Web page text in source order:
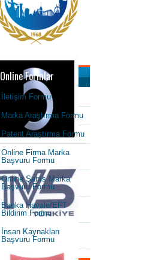
Online Formlar
İletişim Formu
Marka Araştırma Formu
Patent Araştırma Formu
Online Firma Marka
Başvuru Formu
Online Şahıs Marka
Başvuru Formu
Banka Havale/EFT
Bildirim Formu
İnsan Kaynakları
Başvuru Formu